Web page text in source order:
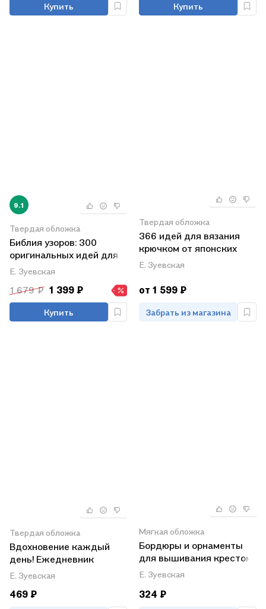
Купить Купить
9.1
Твердая обложка
Библия узоров: 300
оригинальных идей для
вязания спицами
Е. Зуевская
1 679 ₽ 1 399 ₽
Купить
Твердая обложка
366 идей для вязания
крючком от японских
дизайнеров (сиреневая)
Е. Зуевская
от 1 599 ₽
Забрать из магазина
Твердая обложка
Вдохновение каждый
день! Ежедневник
творческого человека
Е. Зуевская
469 ₽
Мягкая обложка
Бордюры и орнаменты
для вышивания крестом
в славянском стиле
Е. Зуевская
324 ₽